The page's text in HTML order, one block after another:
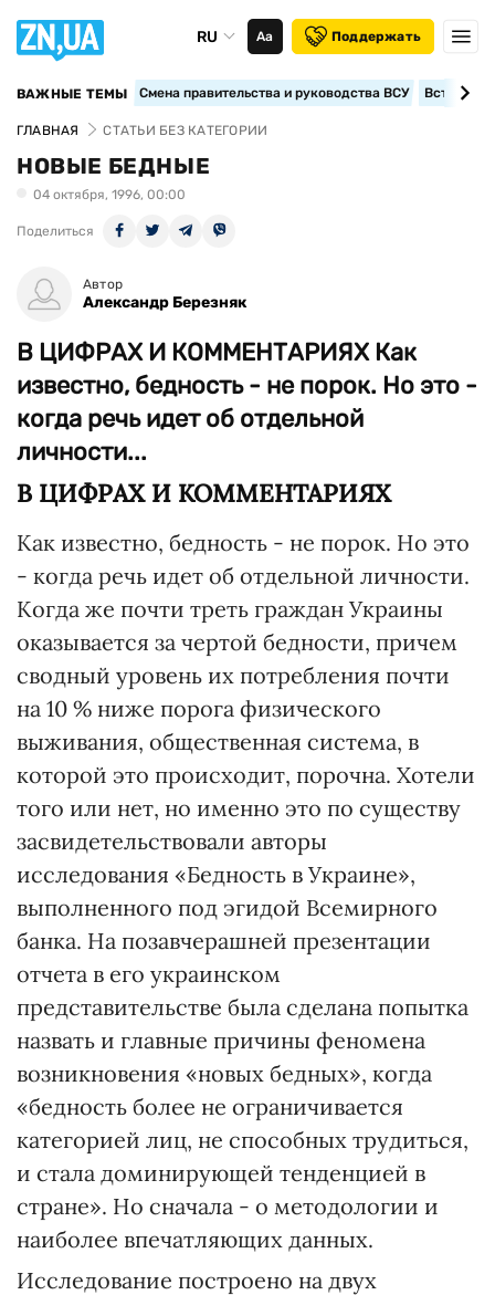
RU Аа Поддержать
ВАЖНЫЕ ТЕМЫ Смена правительства и руководства ВСУ
ГЛАВНАЯ СТАТЬИ БЕЗ КАТЕГОРИИ
НОВЫЕ БЕДНЫЕ
04 октября, 1996, 00:00
Поделиться
Автор
Александр Березняк
В ЦИФРАХ И КОММЕНТАРИЯХ Как
известно, бедность - не порок. Но это -
когда речь идет об отдельной
личности...
В ЦИФРАХ И КОММЕНТАРИЯХ
Как известно, бедность - не порок. Но это
- когда речь идет об отдельной личности.
Когда же почти треть граждан Украины
оказывается за чертой бедности, причем
сводный уровень их потребления почти
на 10 % ниже порога физического
выживания, общественная система, в
которой это происходит, порочна. Хотели
того или нет, но именно это по существу
засвидетельствовали авторы
исследования «Бедность в Украине»,
выполненного под эгидой Всемирного
банка. На позавчерашней презентации
отчета в его украинском
представительстве была сделана попытка
назвать и главные причины феномена
возникновения «новых бедных», когда
«бедность более не ограничивается
категорией лиц, не способных трудиться,
и стала доминирующей тенденцией в
стране». Но сначала - о методологии и
наиболее впечатляющих данных.
Исследование построено на двух